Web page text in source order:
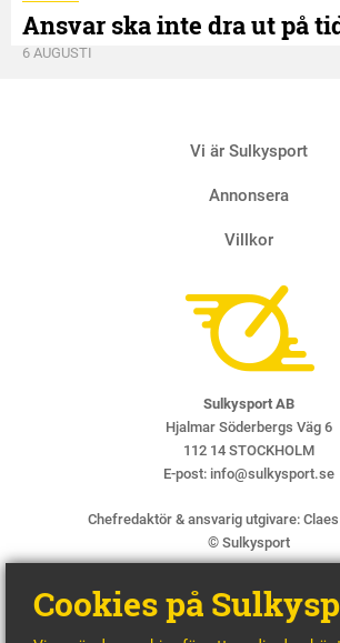
Ansvar ska inte dra ut på
6 AUGUSTI
Vi är Sulkysport
Annonsera
Villkor
Sulkysport AB
Hjalmar Söderbergs Väg 6
112 14 STOCKHOLM
E-post: info@sulkysport.se
Chefredaktör & ansvarig utgivare: Claes
© Sulkysport
Cookies på